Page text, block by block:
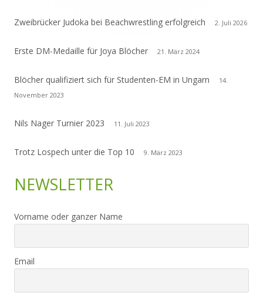
Zweibrücker Judoka bei Beachwrestling erfolgreich 2. Juli 2026
Erste DM-Medaille für Joya Blöcher 21. März 2024
Blöcher qualifiziert sich für Studenten-EM in Ungarn
14.
November 2023
Nils Nager Turnier 2023 11. Juli 2023
Trotz Lospech unter die Top 10 9. März 2023
NEWSLETTER
Vorname oder ganzer Name
Email